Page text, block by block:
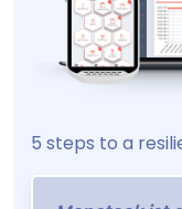
5 steps to a